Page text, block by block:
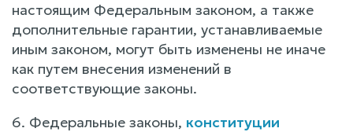
настоящим Федеральным законом, а также
дополнительные гарантии, устанавливаемые
иным законом, могут быть изменены не иначе
как путем внесения изменений в
соответствующие законы.
6. Федеральные законы, конституции